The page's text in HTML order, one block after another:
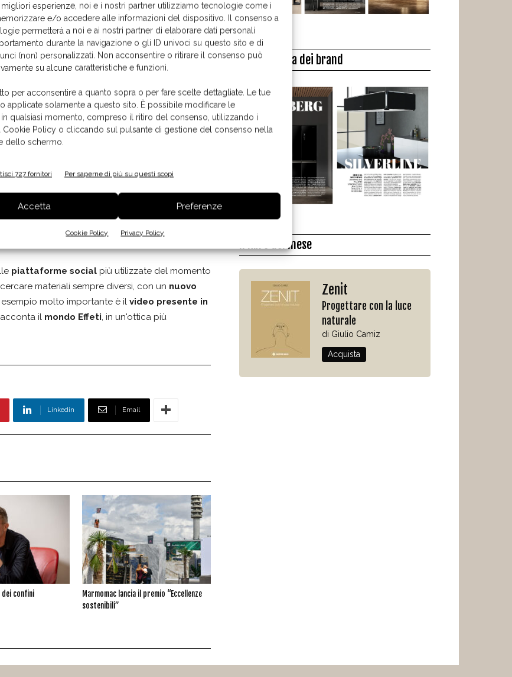
migliori esperienze, noi e i nostri partner utilizziamo tecnologie come i
e/o accedere alle informazioni del dispositivo. Il consenso a
permetterà a noi e ai nostri partner di elaborare dati personali
durante la navigazione o gli ID univoci su questo sito e di
(non) personalizzati. Non acconsentire o ritirare il consenso può
su alcune caratteristiche e funzioni.
per acconsentire a quanto sopra o per fare scelte dettagliate. Le tue
applicate solamente a questo sito. È possibile modificare le
qualsiasi momento, compreso il ritiro del consenso, utilizzando i
Cookie Policy o cliccando sul pulsante di gestione del consenso nella
dello schermo.
727 fornitori Per saperne di più su questi scopi
Accetta Preferenze
Cookie Policy Privacy Policy
multimediale concepito per esplorare
intorno alla realtà aziendale e ai suoi prodotti.
e clienti privati
(html 5/Flash ) e un approccio
ha infatti tenuto conto deinuovi
il sito anche attraverso questi nuovi strumenti
).
consultabile attraverso unavideo-
l'eccellenza qualitativa del brand,
. In alternativa, per una lettura più tradizionale, è
di ingrandimento delle immagini full screen
piattaforme social più utilizzate del momento
materiali sempre diversi, con un nuovo
esempio molto importante è il video presente in
il mondo Effeti, in un'ottica più
Linkedin Email
confini
Marmomac lancia il premio “Eccellenze
sostenibili”
La biblioteca dei brand
Il libro del mese
Zenit
Progettare con la luce
naturale
di Giulio Camiz
Acquista